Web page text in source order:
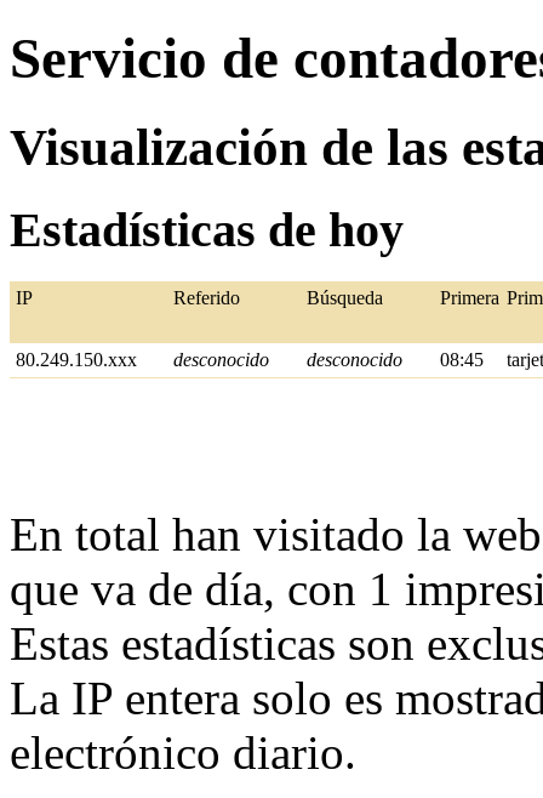
Servicio de
Visualización de las
Estadísticas de hoy
IP Referido Búsqueda Primera
80.249.150.xxx desconocido desconocido 08:45
En total han visitado la
que va de día, con 1
Estas estadísticas son
La IP entera solo es
electrónico diario.